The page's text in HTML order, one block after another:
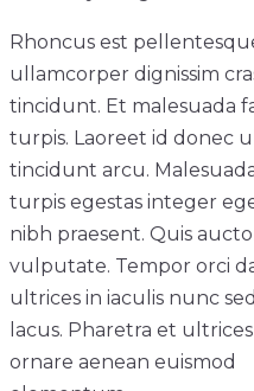
Rhoncus est
ullamcorper dignissim
tincidunt. Et malesuada
turpis. Laoreet id donec
tincidunt arcu.
turpis egestas integer
nibh praesent. Quis
vulputate. Tempor orci
ultrices in iaculis nunc
lacus. Pharetra et
ornare aenean euismod